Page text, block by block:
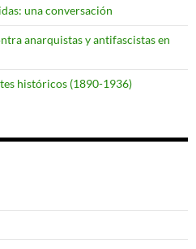
una conversación
anarquistas y antifascistas en
históricos (1890-1936)